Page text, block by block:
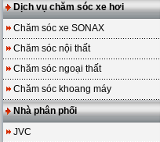
Dịch vụ chăm sóc xe hơi
Chăm sóc xe SONAX
Chăm sóc nội thất
Chăm sóc ngoại thất
Chăm sóc khoang máy
Nhà phân phối
JVC